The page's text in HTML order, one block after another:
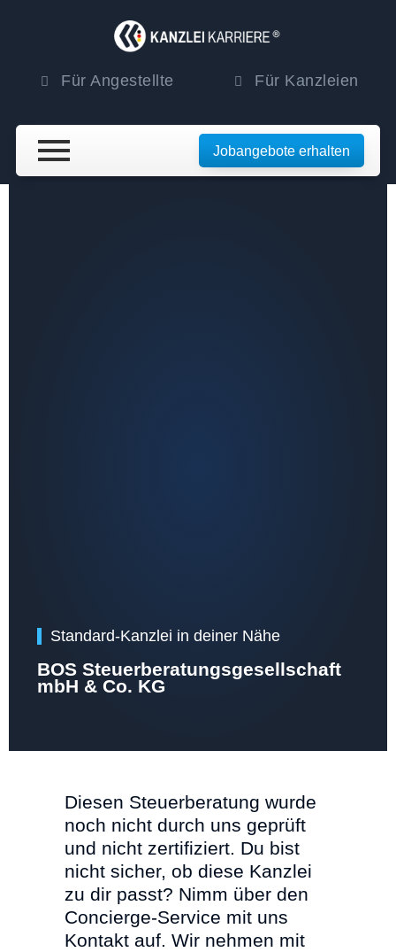
Für Angestellte Für Kanzleien
Jobangebote erhalten
Standard-Kanzlei in deiner Nähe
BOS Steuerberatungsgesellschaft
mbH & Co. KG
Diesen Steuerberatung wurde
noch nicht durch uns geprüft
und nicht zertifiziert. Du bist
nicht sicher, ob diese Kanzlei
zu dir passt? Nimm über den
Concierge-Service mit uns
Kontakt auf. Wir nehmen mit